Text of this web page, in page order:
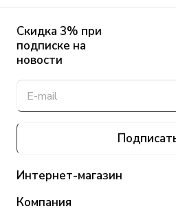
Скидка 3% при
подписке на
новости
Интернет-магазин
Компания